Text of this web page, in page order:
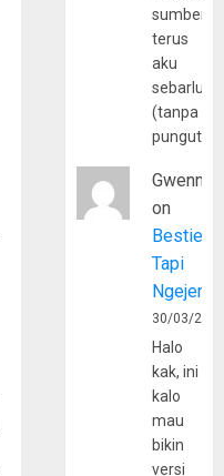
sumber
terus
aku
(tanpa
Gwenny
on
Bestie
Tapi
30/03/
Halo
kak, ini
kalo
mau
bikin
versi